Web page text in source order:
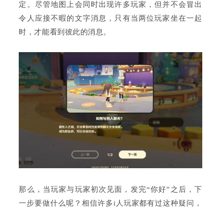
定。尽管地图上会同时出现许多玩家，但并不会冒出
令人应接不暇的文字消息，只有当两位玩家坐在一起
时，才能看到彼此的消息。
那么，当玩家与玩家初次见面，发完“你好”之后，下
一步要做什么呢？相信许多i人玩家都有过这种疑问，